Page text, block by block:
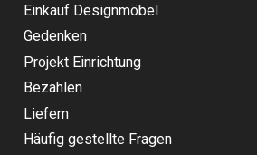
Einkauf Designmöbel
Gedenken
Projekt Einrichtung
Bezahlen
Liefern
Häufig gestellte Fragen